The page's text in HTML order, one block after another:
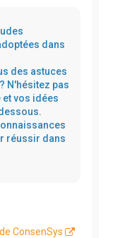
dans
des astuces
N'hésitez pas
vos idées
réussir dans
ConsenSys